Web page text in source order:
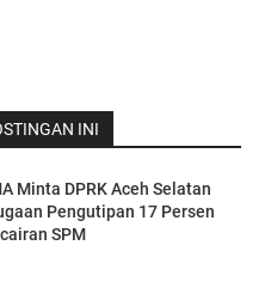
INI
Minta DPRK Aceh Selatan
Pengutipan 17 Persen
SPM